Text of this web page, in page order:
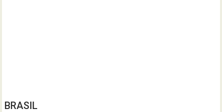
BRASIL